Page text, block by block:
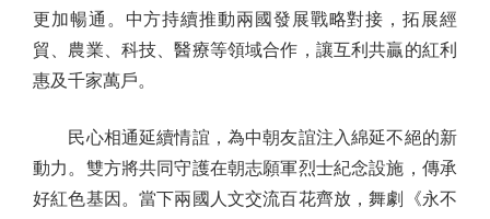
更加暢通。中方持續推動兩國發展戰略對接，拓展經
貿、農業、科技、醫療等領域合作，讓互利共贏的紅利
惠及千家萬戶。
民心相通延續情誼，為中朝友誼注入綿延不絕的新
動力。雙方將共同守護在朝志願軍烈士紀念設施，傳承
好紅色基因。當下兩國人文交流百花齊放，舞劇《永不